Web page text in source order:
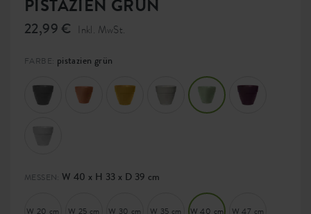
PISTAZIEN GRÜN
22,99 € Inkl. MwSt.
FARBE: pistazien grün
MESSEN: W 40 x H 33 x D 39 cm
W 20 cm W 25 cm W 30 cm W 35 cm W 40 cm W 47 cm